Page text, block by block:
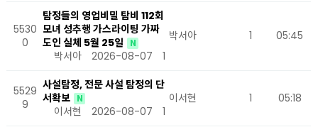
5530
0
탐정들의 영업비밀 탐비 112회
모녀 성추행 가스라이팅 가짜
도인 실체 5월 25일
N
박서아 2026-08-07 1
박서아 1 05:45
5529
9
사설탐정, 전문 사설 탐정의 단
서확보
N
이서현 2026-08-07 1
이서현 1 05:18